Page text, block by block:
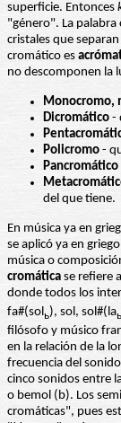
superficie. Entonces
"género". La palabra
cristales que
cromático es
no descomponen la
Monocromo,
Dicromático -
Policromo -
Pancromático
del que tiene.
En música ya en
se aplicó ya en
música o
cromática se refiere
donde todos los
fa#(solь), sol, sol#(laь
filósofo y músico
en la relación de la
frecuencia del
cinco sonidos entre
o bemol (b). Los
cromáticas", pues